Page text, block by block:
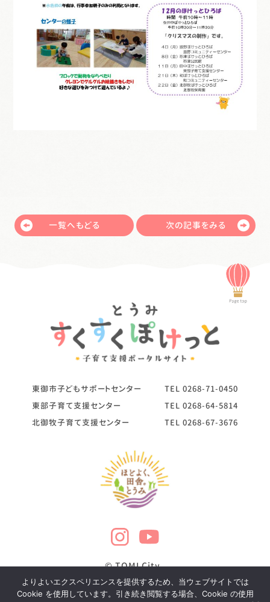
一覧へもどる 次の記事をみる
東御市子どもサポートセンター TEL 0268-71-0450
東部子育て支援センター
TEL 0268-64-5814
北御牧子育て支援センター
TEL 0268-67-3676
© TOMI City
よりよいエクスペリエンスを提供するため、当ウェブサイトでは
Cookie を使用しています。引き続き閲覧する場合、Cookie の使用